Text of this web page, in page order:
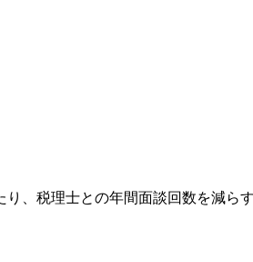
、税理士との年間面談回数を減ら